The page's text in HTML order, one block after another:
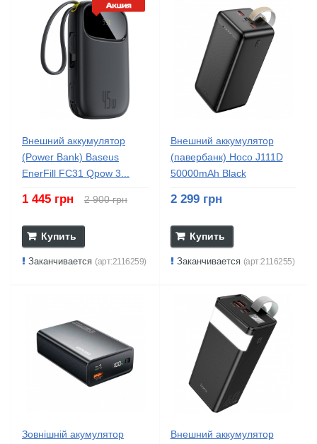
Внешний аккумулятор
(Power Bank) Baseus
EnerFill FC31 Qpow 3...
1 445 грн 2 900 грн
Купить
Заканчивается (арт:2116259)
Внешний аккумулятор
(павербанк) Hoco J111D
50000mAh Black
2 299 грн
Купить
Заканчивается (арт:2116255)
Зовнішній акумулятор
Внешний аккумулятор